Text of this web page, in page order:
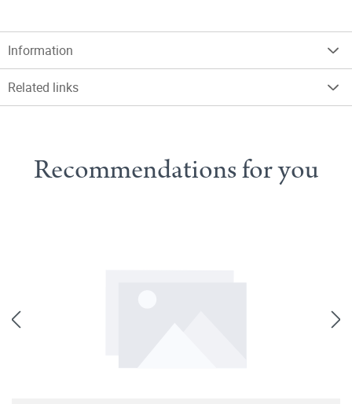
Information
Related links
Recommendations for you